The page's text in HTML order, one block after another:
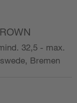
32,5 - max.
Bremen